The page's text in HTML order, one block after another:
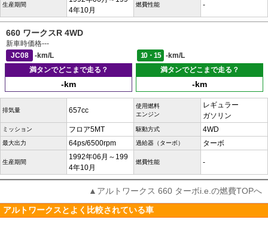
生産期間
4年10月
燃費性能 -
660 ワークスR 4WD
新車時価格---
JC08
-km/L 10・15
-km/L
満タンでどこまで走る？
-km
満タンでどこまで走る？
-km
排気量 657cc
使用燃料
エンジン
レギュラー
ガソリン
ミッション フロア5MT 駆動方式 4WD
最大出力 64ps/6500rpm 過給器（ターボ） ターボ
生産期間
1992年06月～199
4年10月
燃費性能 -
▲アルトワークス 660 ターボi.e.の燃費TOPへ
アルトワークスとよく比較されている車